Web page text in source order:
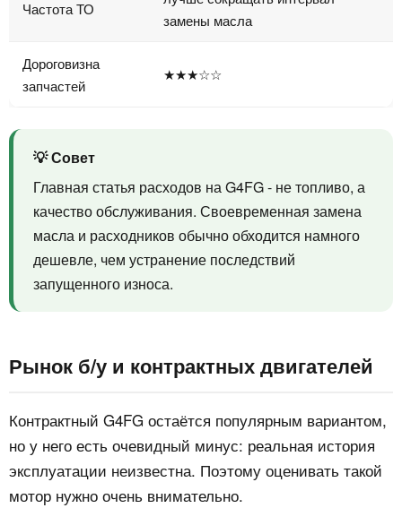
Частота ТО
замены масла
Дороговизна
запчастей
★★★☆☆
💡 Совет
Главная статья расходов на G4FG - не топливо, а
качество обслуживания. Своевременная замена
масла и расходников обычно обходится намного
дешевле, чем устранение последствий
запущенного износа.
Рынок б/у и контрактных двигателей
Контрактный G4FG остаётся популярным вариантом,
но у него есть очевидный минус: реальная история
эксплуатации неизвестна. Поэтому оценивать такой
мотор нужно очень внимательно.